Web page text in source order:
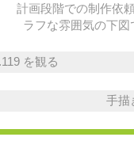
計画段階での制作依
ラフな雰囲気の下図
を観る
手描